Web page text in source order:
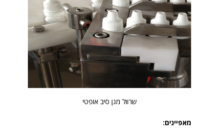
שרוול מגן סיב אופטי
מאפיינים: